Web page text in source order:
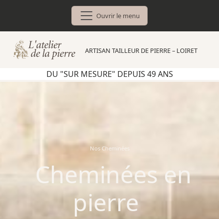
content
DU "SUR MESURE" DEPUIS 49 ANS
ARTISAN TAILLEUR DE PIERRE – LOIRET
Nos Cheminées
Cheminées en
pierre